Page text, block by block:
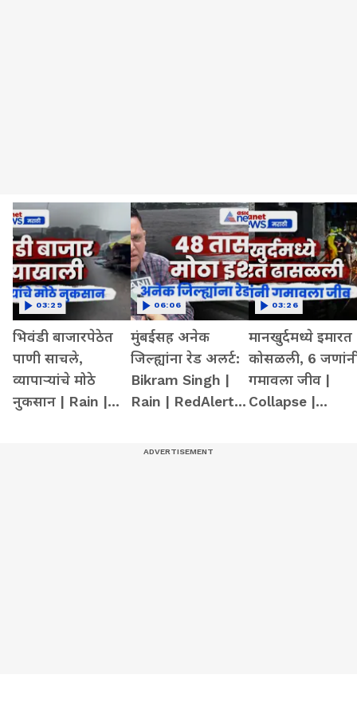
भिवंडी बाजारपेठेत
पाणी साचले,
व्यापाऱ्यांचे मोठे
नुकसान | Rain |
03:29
मुंबईसह अनेक
जिल्ह्यांना रेड अलर्ट:
Bikram Singh |
Rain | RedAlert |
06:06
मानखुर्दमध्ये इमारत
कोसळली, 6
गमावला जीव |
Collapse |
03:26